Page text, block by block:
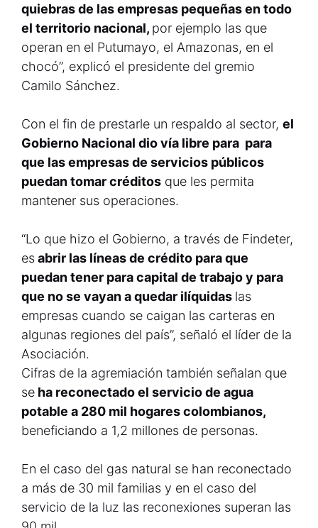
quiebras de las empresas pequeñas en todo
el territorio nacional, por ejemplo las que
operan en el Putumayo, el Amazonas, en el
chocó”, explicó el presidente del gremio
Camilo Sánchez.
Con el fin de prestarle un respaldo al sector, el
Gobierno Nacional dio vía libre para para
que las empresas de servicios públicos
puedan tomar créditos que les permita
mantener sus operaciones.
“Lo que hizo el Gobierno, a través de Findeter,
esabrir las líneas de crédito para que
puedan tener para capital de trabajo y para
que no se vayan a quedar ilíquidas las
empresas cuando se caigan las carteras en
algunas regiones del país”, señaló el líder de la
Asociación.
Cifras de la agremiación también señalan que
se ha reconectado el servicio de agua
potable a 280 mil hogares colombianos,
beneficiando a 1,2 millones de personas.
En el caso del gas natural se han reconectado
a más de 30 mil familias y en el caso del
servicio de la luz las reconexiones superan las